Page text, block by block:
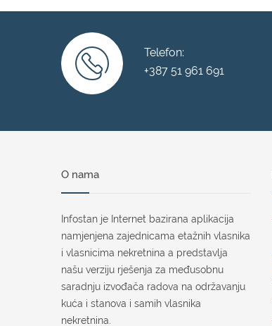
Telefon:
+387 51 961 691
O nama
Infostan je Internet bazirana aplikacija
namjenjena zajednicama etažnih vlasnika
i vlasnicima nekretnina a predstavlja
našu verziju rješenja za međusobnu
saradnju izvođača radova na održavanju
kuća i stanova i samih vlasnika
nekretnina.